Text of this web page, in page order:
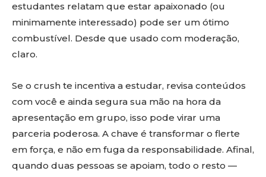
estudantes relatam que estar apaixonado (ou
minimamente interessado) pode ser um ótimo
combustível. Desde que usado com moderação,
claro.
Se o crush te incentiva a estudar, revisa conteúdos
com você e ainda segura sua mão na hora da
apresentação em grupo, isso pode virar uma
parceria poderosa. A chave é transformar o flerte
em força, e não em fuga da responsabilidade. Afinal,
quando duas pessoas se apoiam, todo o resto —